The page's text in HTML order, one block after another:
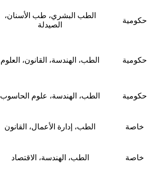
حكومية
الطب البشري، طب الأسنان،
الصيدلة
حكومية الطب، الهندسة، القانون، العلوم
حكومية الطب، الهندسة، علوم الحاسوب
خاصة الطب، إدارة الأعمال، القانون
خاصة الطب، الهندسة، الاقتصاد